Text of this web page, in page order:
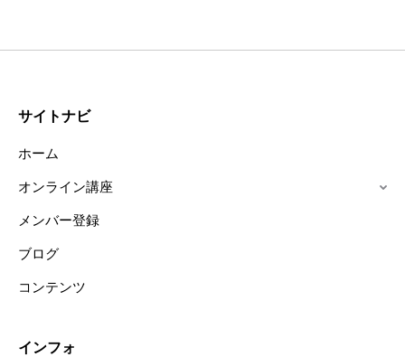
サイトナビ
ホーム
オンライン講座
メンバー登録
ブログ
コンテンツ
インフォ